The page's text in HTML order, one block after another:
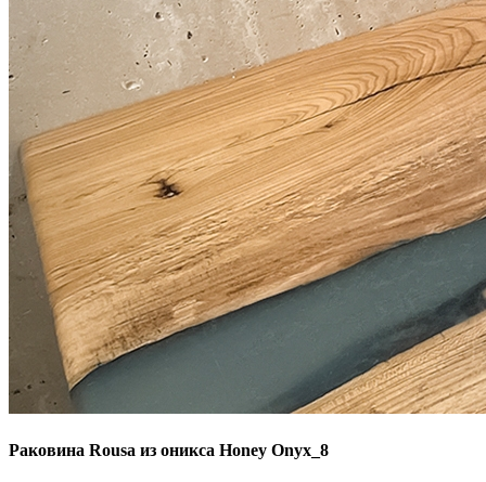
Раковина Rousa из оникса Honey Onyx_8